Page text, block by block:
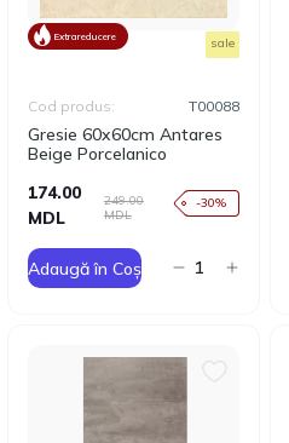
Extrareducere sale
Gresie 60x60cm Antares
Beige Porcelanico
Cod produs: T00088
249.00
MDL
174.00
MDL
-30%
Adaugă în Coș